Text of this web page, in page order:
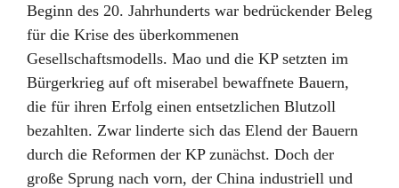
Beginn des 20. Jahrhunderts war bedrückender Beleg
für die Krise des überkommenen
Gesellschaftsmodells. Mao und die KP setzten im
Bürgerkrieg auf oft miserabel bewaffnete Bauern,
die für ihren Erfolg einen entsetzlichen Blutzoll
bezahlten. Zwar linderte sich das Elend der Bauern
durch die Reformen der KP zunächst. Doch der
große Sprung nach vorn, der China industriell und